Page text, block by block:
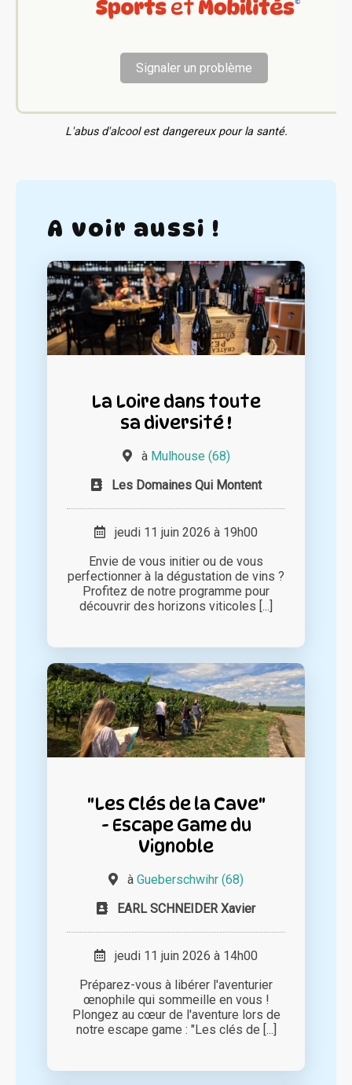
Signaler un problème
L'abus d'alcool est dangereux pour la santé.
A voir aussi !
La Loire dans toute
sa diversité !
à Mulhouse (68)
Les Domaines Qui Montent
jeudi 11 juin 2026 à 19h00
Envie de vous initier ou de vous
perfectionner à la dégustation de vins ?
Profitez de notre programme pour
découvrir des horizons viticoles [...]
"Les Clés de la Cave"
- Escape Game du
Vignoble
à Gueberschwihr (68)
EARL SCHNEIDER Xavier
jeudi 11 juin 2026 à 14h00
Préparez-vous à libérer l'aventurier
œnophile qui sommeille en vous !
Plongez au cœur de l'aventure lors de
notre escape game : "Les clés de [...]